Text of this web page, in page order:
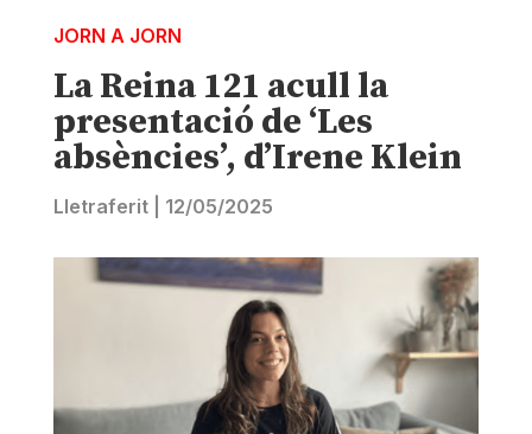
JORN A JORN
La Reina 121 acull la
presentació de ‘Les
absències’, d’Irene Klein
Lletraferit| 12/05/2025